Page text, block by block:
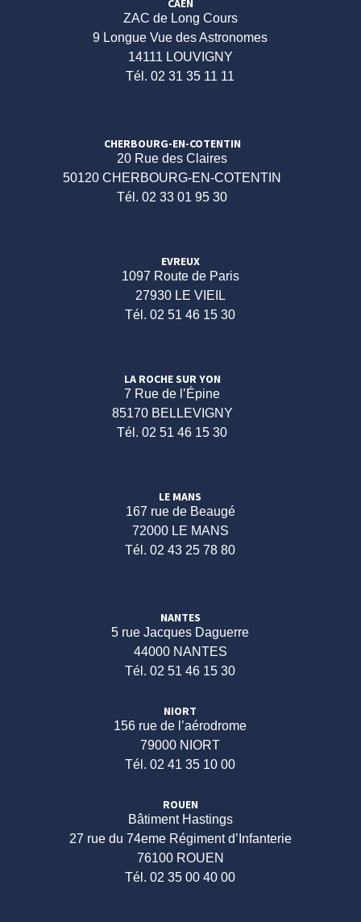
CAEN
ZAC de Long Cours
9 Longue Vue des Astronomes
14111 LOUVIGNY
Tél. 02 31 35 11 11
CHERBOURG-EN-COTENTIN
20 Rue des Claires
50120 CHERBOURG-EN-COTENTIN
Tél. 02 33 01 95 30
EVREUX
1097 Route de Paris
27930 LE VIEIL
Tél. 02 51 46 15 30
LA ROCHE SUR YON
7 Rue de l’Épine
85170 BELLEVIGNY
Tél. 02 51 46 15 30
LE MANS
167 rue de Beaugé
72000 LE MANS
Tél. 02 43 25 78 80
NANTES
5 rue Jacques Daguerre
44000 NANTES
Tél. 02 51 46 15 30
NIORT
156 rue de l’aérodrome
79000 NIORT
Tél. 02 41 35 10 00
ROUEN
Bâtiment Hastings
27 rue du 74eme Régiment d’Infanterie
76100 ROUEN
Tél. 02 35 00 40 00